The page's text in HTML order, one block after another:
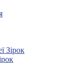
Зірок